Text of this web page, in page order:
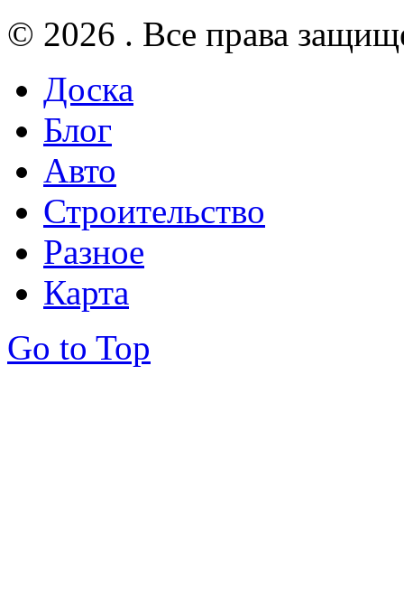
© 2026 . Все права
Доска
Блог
Авто
Строительство
Разное
Карта
Go to Top